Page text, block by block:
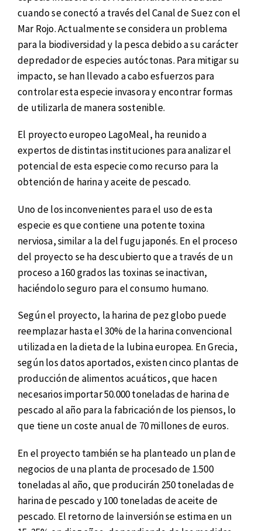
cuando se conectó a través del Canal de Suez con el
Mar Rojo. Actualmente se considera un problema
para la biodiversidad y la pesca debido a su carácter
depredador de especies autóctonas. Para mitigar su
impacto, se han llevado a cabo esfuerzos para
controlar esta especie invasora y encontrar formas
de utilizarla de manera sostenible.
El proyecto europeo LagoMeal, ha reunido a
expertos de distintas instituciones para analizar el
potencial de esta especie como recurso para la
obtención de harina y aceite de pescado.
Uno de los inconvenientes para el uso de esta
especie es que contiene una potente toxina
nerviosa, similar a la del fugu japonés. En el proceso
del proyecto se ha descubierto que a través de un
proceso a 160 grados las toxinas se inactivan,
haciéndolo seguro para el consumo humano.
Según el proyecto, la harina de pez globo puede
reemplazar hasta el 30% de la harina convencional
utilizada en la dieta de la lubina europea. En Grecia,
según los datos aportados, existen cinco plantas de
producción de alimentos acuáticos, que hacen
necesarios importar 50.000 toneladas de harina de
pescado al año para la fabricación de los piensos, lo
que tiene un coste anual de 70 millones de euros.
En el proyecto también se ha planteado un plan de
negocios de una planta de procesado de 1.500
toneladas al año, que producirán 250 toneladas de
harina de pescado y 100 toneladas de aceite de
pescado. El retorno de la inversión se estima en un